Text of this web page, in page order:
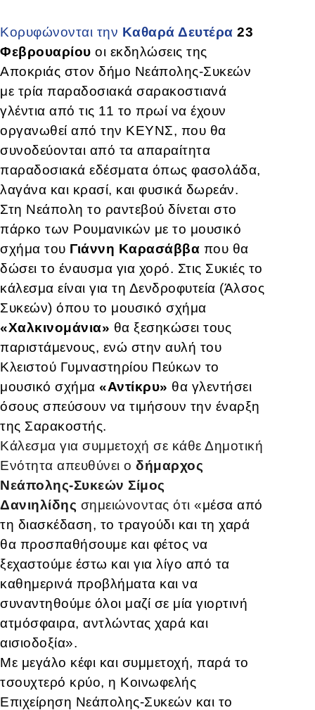
Κορυφώνονται την Καθαρά Δευτέρα 23
Φεβρουαρίου οι εκδηλώσεις της
Αποκριάς στον δήμο Νεάπολης-Συκεών
με τρία παραδοσιακά σαρακοστιανά
γλέντια από τις 11 το πρωί να έχουν
οργανωθεί από την ΚΕΥΝΣ, που θα
συνοδεύονται από τα απαραίτητα
παραδοσιακά εδέσματα όπως φασολάδα,
λαγάνα και κρασί, και φυσικά δωρεάν.
Στη Νεάπολη το ραντεβού δίνεται στο
πάρκο των Ρουμανικών με το μουσικό
σχήμα του Γιάννη Καρασάββα που θα
δώσει το έναυσμα για χορό. Στις Συκιές το
κάλεσμα είναι για τη Δενδροφυτεία (Άλσος
Συκεών) όπου το μουσικό σχήμα
«Χαλκινομάνια» θα ξεσηκώσει τους
παριστάμενους, ενώ στην αυλή του
Κλειστού Γυμναστηρίου Πεύκων το
μουσικό σχήμα «Αντίκρυ» θα γλεντήσει
όσους σπεύσουν να τιμήσουν την έναρξη
της Σαρακοστής.
Κάλεσμα για συμμετοχή σε κάθε Δημοτική
Ενότητα απευθύνει ο δήμαρχος
Νεάπολης-Συκεών Σίμος
Δανιηλίδης σημειώνοντας ότι «μέσα από
τη διασκέδαση, το τραγούδι και τη χαρά
θα προσπαθήσουμε και φέτος να
ξεχαστούμε έστω και για λίγο από τα
καθημερινά προβλήματα και να
συναντηθούμε όλοι μαζί σε μία γιορτινή
ατμόσφαιρα, αντλώντας χαρά και
αισιοδοξία».
Με μεγάλο κέφι και συμμετοχή, παρά το
τσουχτερό κρύο, η Κοινωφελής
Επιχείρηση Νεάπολης-Συκεών και το